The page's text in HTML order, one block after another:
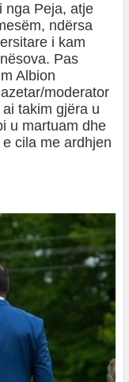
nga Peja, atje
ndërsa
i kam
Pas
Albion
moderator
takim gjëra u
u martuam dhe
cila me ardhjen